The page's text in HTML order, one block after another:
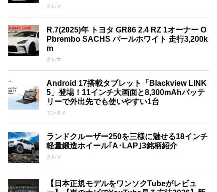
クルマ
R.7(2025)年 トヨタ GR86 2.4 RZ 1オーナー O
Pbrembo SACHS パールホワイト 走行3,200k
m
クルマ
Android 17搭載タブレット「Blackview LINK
5」登場！11インチ大画面と8,300mAhバッテ
リーで外出先でも使いやすい1台
エンタメ
ランドクルーザー250を三様に魅せる18インチ
軽量鍛造ホイール｢A･LAP｣3銘柄紹介
クルマ
【日本正規モデルをワンソクTubeがレビュ